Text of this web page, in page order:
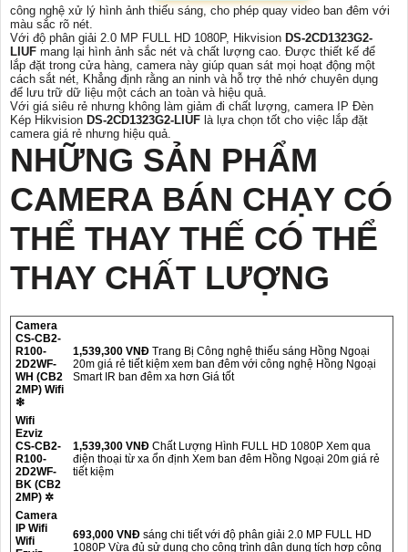
công nghệ xử lý hình ảnh thiếu sáng, cho phép quay video ban đêm với
màu sắc rõ nét.
Với độ phân giải 2.0 MP FULL HD 1080P, Hikvision DS-2CD1323G2-
LIUF mang lại hình ảnh sắc nét và chất lượng cao. Được thiết kế để
lắp đặt trong cửa hàng, camera này giúp quan sát mọi hoạt động một
cách sắt nét, Khẳng định rằng an ninh và hỗ trợ thẻ nhớ chuyên dụng
để lưu trữ dữ liệu một cách an toàn và hiệu quả.
Với giá siêu rẻ nhưng không làm giảm đi chất lượng, camera IP Đèn
Kép Hikvision DS-2CD1323G2-LIUF là lựa chọn tốt cho việc lắp đặt
camera giá rẻ nhưng hiệu quả.
NHỮNG SẢN PHẨM
CAMERA BÁN CHẠY CÓ
THỂ THAY THẾ CÓ THỂ
THAY CHẤT LƯỢNG
Camera
CS-CB2-
R100-
2D2WF-
WH (CB2
2MP) Wifi
❇
1,539,300 VNĐ Trang Bị Công nghệ thiếu sáng Hồng Ngoại
20m giá rẻ tiết kiệm xem ban đêm với công nghệ Hồng Ngoại
Smart IR ban đêm xa hơn Giá tốt
Wifi
Ezviz
CS-CB2-
R100-
2D2WF-
BK (CB2
2MP) ✲
1,539,300 VNĐ Chất Lượng Hình FULL HD 1080P Xem qua
điện thoại từ xa ổn định Xem ban đêm Hồng Ngoại 20m giá rẻ
tiết kiệm
Camera
IP Wifi
Wifi
693,000 VNĐ sáng chi tiết với độ phân giải 2.0 MP FULL HD
1080P Vừa đủ sử dụng cho công trình dân dụng tích hợp công